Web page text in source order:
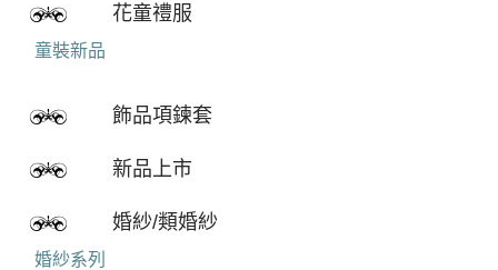
花童禮服
童裝新品
飾品項鍊套
新品上市
婚紗/類婚紗
婚紗系列